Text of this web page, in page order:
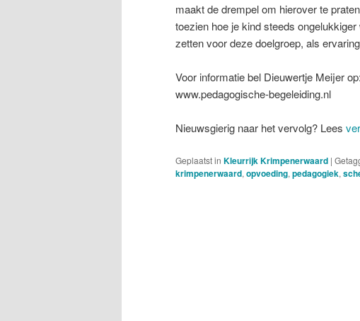
maakt de drempel om hierover te
toezien hoe je kind steeds
zetten voor deze doelgroep, als
Voor informatie bel Dieuwertje Meijer
www.pedagogische-begeleiding.nl
Nieuwsgierig naar het vervolg? Lees
Geplaatst in Kleurrijk Krimpenerwaard |
krimpenerwaard, opvoeding, pedagogiek,